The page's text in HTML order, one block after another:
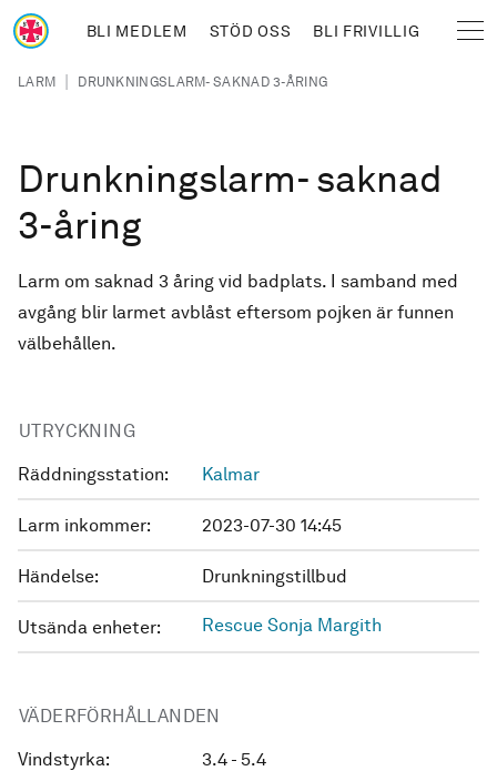
Hoppa till huvudinnehåll
BLI MEDLEM STÖD OSS BLI FRIVILLIG
Länkstig
LARM | DRUNKNINGSLARM- SAKNAD 3-ÅRING
Drunkningslarm- saknad
3-åring
Larm om saknad 3 åring vid badplats. I samband med
avgång blir larmet avblåst eftersom pojken är funnen
välbehållen.
UTRYCKNING
Räddningsstation: Kalmar
Larm inkommer: 2023-07-30 14:45
Händelse: Drunkningstillbud
Utsända enheter: Rescue Sonja Margith
VÄDERFÖRHÅLLANDEN
Vindstyrka: 3.4 - 5.4